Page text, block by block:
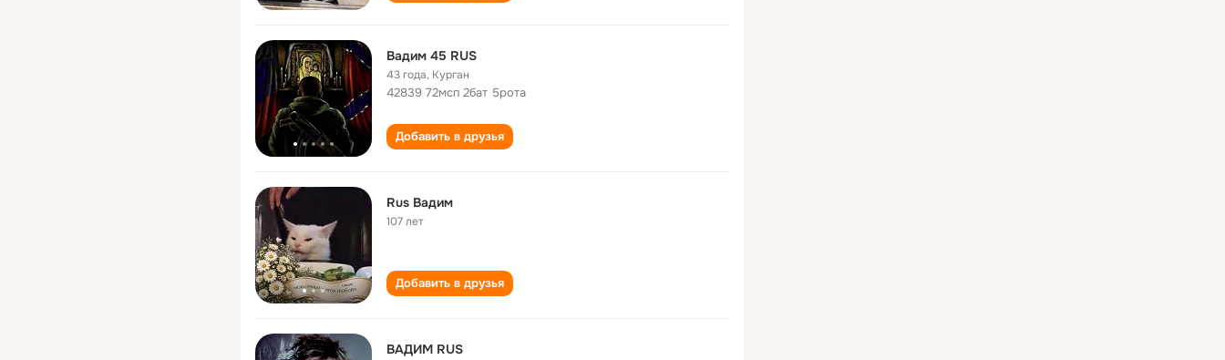
Вадим 45 RUS
43 года, Курган
42839 72мсп 2бат 5рота
Добавить в друзья
Rus Вадим
107 лет
Добавить в друзья
ВАДИМ RUS